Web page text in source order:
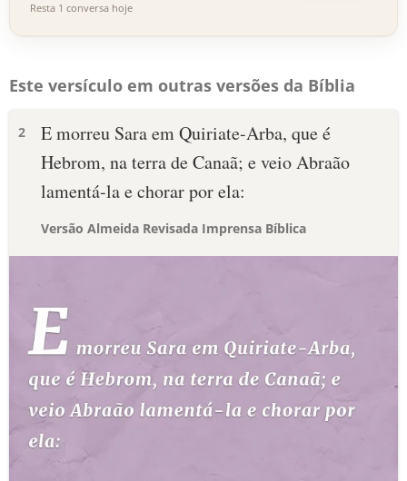
Resta 1 conversa hoje
Este versículo em outras versões da Bíblia
2
E morreu Sara em Quiriate-Arba, que é
Hebrom, na terra de Canaã; e veio Abraão
lamentá-la e chorar por ela:
Versão Almeida Revisada Imprensa Bíblica